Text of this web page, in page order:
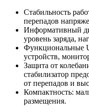
Стабильность
перепадов
Информативный
уровень заряда,
Функциональные
устройств,
Защита от
стабилизатор
от перепадов и
Компактность:
размещения.